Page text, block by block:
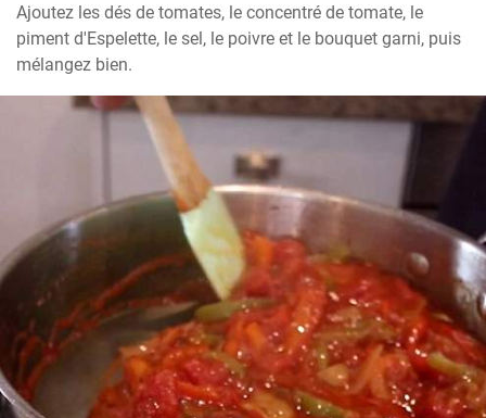
Ajoutez les dés de tomates, le concentré de tomate, le
piment d'Espelette, le sel, le poivre et le bouquet garni, puis
mélangez bien.